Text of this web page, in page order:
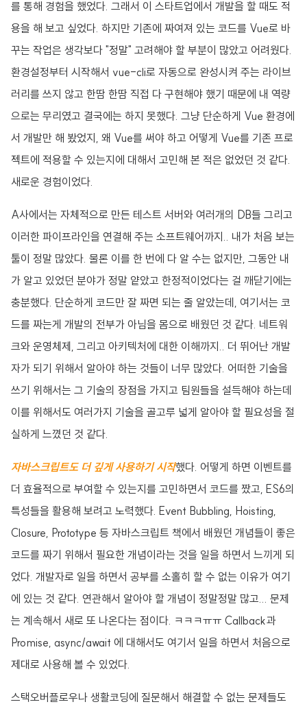
를 통해 경험을 했었다. 그래서 이 스타트업에서 개발을 할 때도 적
용을 해 보고 싶었다. 하지만 기존에 짜여져 있는 코드를 Vue로 바
꾸는 작업은 생각보다 "정말" 고려해야 할 부분이 많았고 어려웠다.
환경설정부터 시작해서 vue-cli로 자동으로 완성시켜 주는 라이브
러리를 쓰지 않고 한땀 한땀 직접 다 구현해야 했기 때문에 내 역량
으로는 무리였고 결국에는 하지 못했다. 그냥 단순하게 Vue 환경에
서 개발만 해 봤었지, 왜 Vue를 써야 하고 어떻게 Vue를 기존 프로
젝트에 적용할 수 있는지에 대해서 고민해 본 적은 없었던 것 같다.
새로운 경험이었다.
A사에서는 자체적으로 만든 테스트 서버와 여러개의 DB들 그리고
이러한 파이프라인을 연결해 주는 소프트웨어까지.. 내가 처음 보는
툴이 정말 많았다. 물론 이를 한 번에 다 알 수는 없지만, 그동안 내
가 알고 있었던 분야가 정말 얕았고 한정적이었다는 걸 깨닫기에는
충분했다. 단순하게 코드만 잘 짜면 되는 줄 알았는데, 여기서는 코
드를 짜는게 개발의 전부가 아님을 몸으로 배웠던 것 같다. 네트워
크와 운영체제, 그리고 아키텍처에 대한 이해까지.. 더 뛰어난 개발
자가 되기 위해서 알아야 하는 것들이 너무 많았다. 어떠한 기술을
쓰기 위해서는 그 기술의 장점을 가지고 팀원들을 설득해야 하는데
이를 위해서도 여러가지 기술을 골고루 넓게 알아야 할 필요성을 절
실하게 느꼈던 것 같다.
자바스크립트도 더 깊게 사용하기 시작했다. 어떻게 하면 이벤트를
더 효율적으로 부여할 수 있는지를 고민하면서 코드를 짰고, ES6의
특성들을 활용해 보려고 노력했다. Event Bubbling, Hoisting,
Closure, Prototype 등 자바스크립트 책에서 배웠던 개념들이 좋은
코드를 짜기 위해서 필요한 개념이라는 것을 일을 하면서 느끼게 되
었다. 개발자로 일을 하면서 공부를 소홀히 할 수 없는 이유가 여기
에 있는 것 같다. 연관해서 알아야 할 개념이 정말정말 많고... 문제
는 계속해서 새로 또 나온다는 점이다. ㅋㅋㅋㅠㅠ Callback과
Promise, async/await 에 대해서도 여기서 일을 하면서 처음으로
제대로 사용해 볼 수 있었다.
스택오버플로우나 생활코딩에 질문해서 해결할 수 없는 문제들도